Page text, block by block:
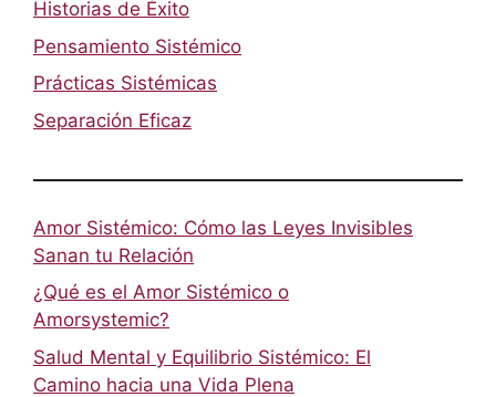
Historias de Éxito
Pensamiento Sistémico
Prácticas Sistémicas
Separación Eficaz
Amor Sistémico: Cómo las Leyes Invisibles
Sanan tu Relación
¿Qué es el Amor Sistémico o
Amorsystemic?
Salud Mental y Equilibrio Sistémico: El
Camino hacia una Vida Plena